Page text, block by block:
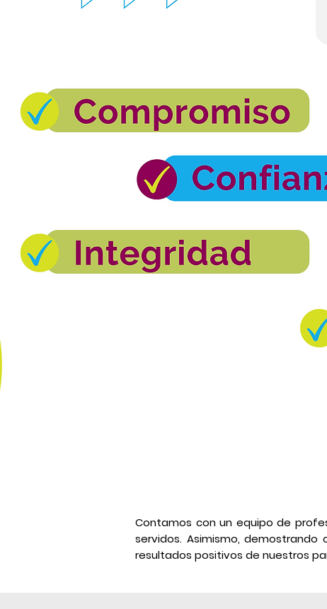
Contamos con un equipo de
servidos. Asimismo, demostrando
resultados positivos de nuestros